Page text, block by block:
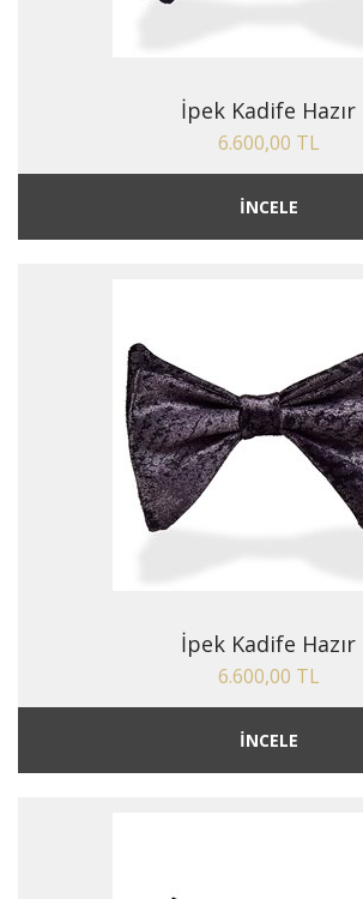
İpek Kadife Hazır
6.600,00 TL
İNCELE
İpek Kadife Hazır
6.600,00 TL
İNCELE